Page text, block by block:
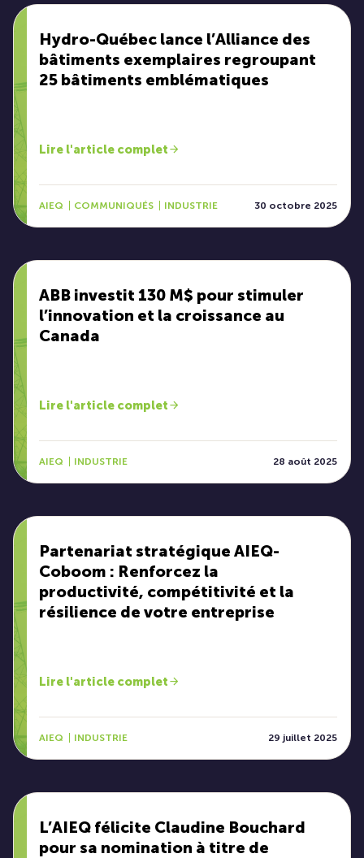
Hydro-Québec lance l’Alliance des
bâtiments exemplaires regroupant
25 bâtiments emblématiques
Lire l'article complet
AIEQ COMMUNIQUÉS INDUSTRIE 30 octobre 2025
ABB investit 130 M$ pour stimuler
l’innovation et la croissance au
Canada
Lire l'article complet
AIEQ INDUSTRIE 28 août 2025
Partenariat stratégique AIEQ-
Coboom : Renforcez la
productivité, compétitivité et la
résilience de votre entreprise
Lire l'article complet
AIEQ INDUSTRIE 29 juillet 2025
L’AIEQ félicite Claudine Bouchard
pour sa nomination à titre de